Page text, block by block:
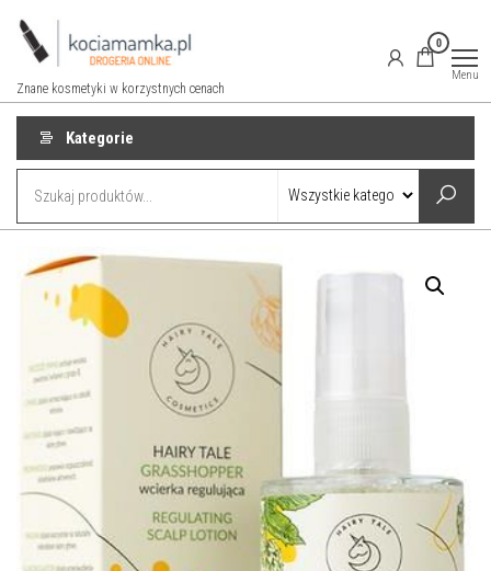
Przejdź
Znane kosmetyki w korzystnych cenach
0
Menu
Kategorie